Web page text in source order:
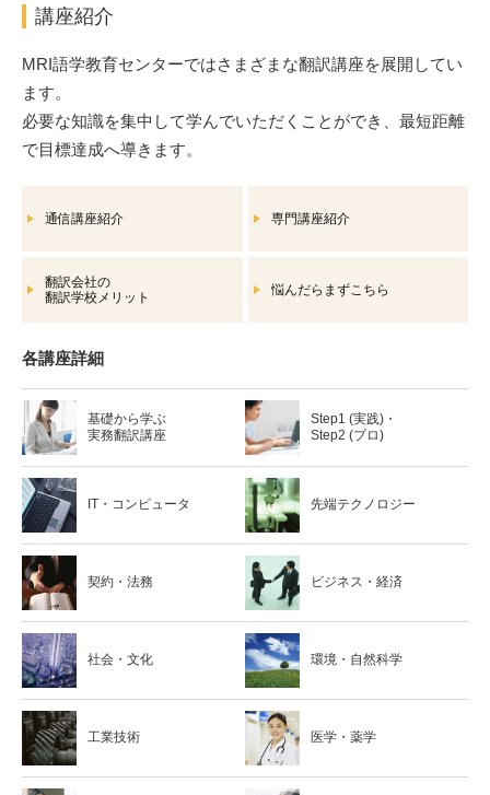
講座紹介
MRI語学教育センターではさまざまな翻訳講座を展開してい
ます。
必要な知識を集中して学んでいただくことができ、最短距離
で目標達成へ導きます。
通信講座紹介 専門講座紹介
翻訳会社の
翻訳学校メリット
悩んだらまずこちら
各講座詳細
基礎から学ぶ
実務翻訳講座
Step1 (実践)・
Step2 (プロ)
IT・コンピュータ 先端テクノロジー
契約・法務 ビジネス・経済
社会・文化 環境・自然科学
工業技術 医学・薬学